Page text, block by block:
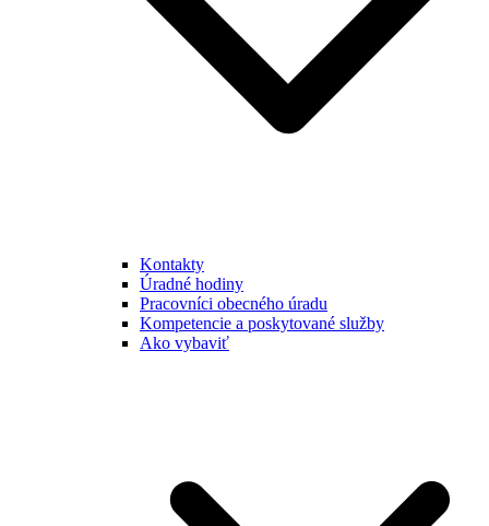
Kontakty
Úradné hodiny
Pracovníci obecného úradu
Kompetencie a poskytované služby
Ako vybaviť